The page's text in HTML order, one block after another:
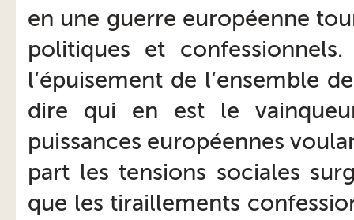
en une guerre européenne
politiques et
l‘épuisement de l‘ensemble
dire qui en est le
puissances européennes
part les tensions sociales
que les tiraillements